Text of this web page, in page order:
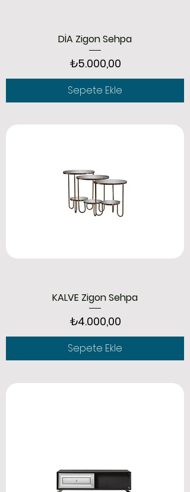
DİA Zigon Sehpa
Fiyat
₺5.000,00
Sepete Ekle
KALVE Zigon Sehpa
Fiyat
₺4.000,00
Sepete Ekle